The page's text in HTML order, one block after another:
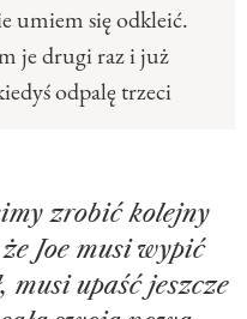
umiem się odkleić.
je drugi raz i już
odpalę trzeci
zrobić kolejny
Joe musi wypić
upaść jeszcze